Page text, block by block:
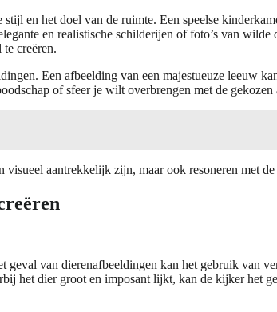
en het doel van de ruimte. Een speelse
en realistische schilderijen of foto’s van
creëren.
Een afbeelding van een majestueuze leeuw
of sfeer je wilt overbrengen met de gekozen
aantrekkelijk zijn, maar ook resoneren met
van dierenafbeeldingen kan het gebruik van
het dier groot en imposant lijkt, kan de kijker het